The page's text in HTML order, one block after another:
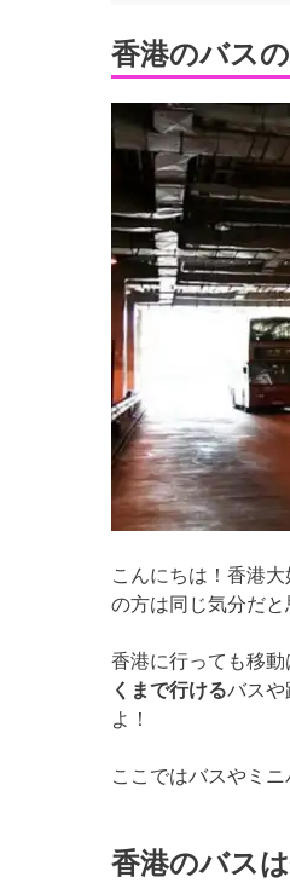
香港のバス
こんにちは！香港
の方は同じ気分だ
香港に行っても移
くまで行けるバス
よ！
ここではバスやミ
香港のバス